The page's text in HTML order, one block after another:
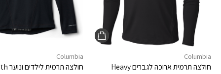
Columbia
חולצה תרמית ארוכה לגבריםHeavy
Columbia
חולצה תרמית לילדים ונוער